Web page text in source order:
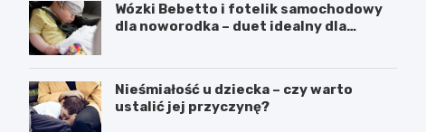
Wózki Bebetto i fotelik samochodowy
dla noworodka – duet idealny dla
Nieśmiałość u dziecka – czy warto
ustalić jej przyczynę?